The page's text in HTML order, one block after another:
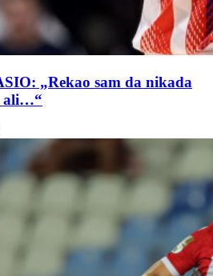
„Rekao sam da nikada
ali…“